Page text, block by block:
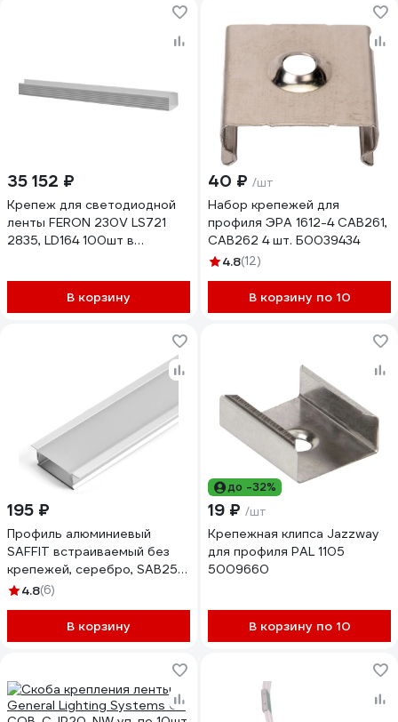
35 152 ₽
Крепеж для светодиодной
ленты FERON 230V LS721
2835, LD164 100шт в
В корзину
40 ₽ /шт
Набор крепежей для
профиля ЭРА 1612-4 CAB261,
CAB262 4 шт. Б0039434
4.8(12)
В корзину по 10
195 ₽
Профиль алюминиевый
SAFFIT встраиваемый без
крепежей, серебро, SAB251
с матовым экраном, 2
4.8(6)
В корзину
до -32%
19 ₽ /шт
Крепежная клипса Jazzway
для профиля PAL 1105
5009660
В корзину по 10